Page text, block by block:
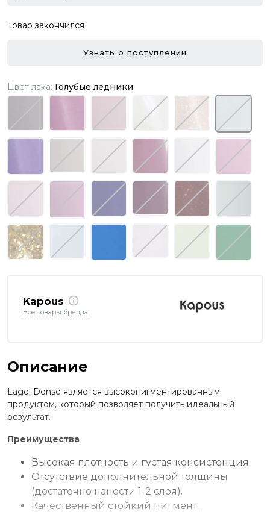
Товар закончился
Узнать о поступлении
Цвет лака: Голубые ледники
Kapous
Все товары бренда
Описание
Lagel Dense является высокопигментированным
продуктом, который позволяет получить идеальный
результат.
Преимущества
Высокая плотность и густая консистенция.
Отсутствие дополнительной толщины
(достаточно нанести 1-2 слоя).
Качественный стойкий пигмент.